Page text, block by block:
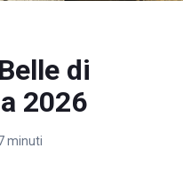
di
2026
minuti